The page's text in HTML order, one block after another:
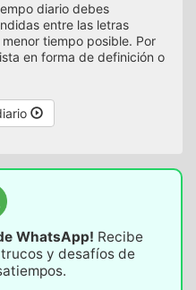
diario debes
entre las letras
tiempo posible. Por
en forma de definición o
WhatsApp! Recibe
y desafíos de